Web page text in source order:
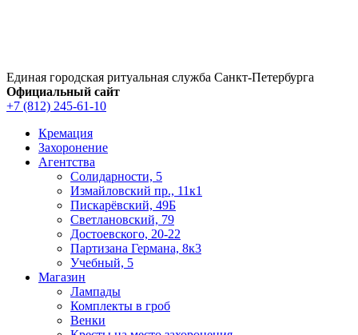
Единая городская ритуальная служба Санкт‑Петербурга
Официальный сайт
+7 (812) 245-61-10
Кремация
Захоронение
Агентства
Солидарности, 5
Измайловский пр., 11к1
Пискарёвский, 49Б
Светлановский, 79
Достоевского, 20-22
Партизана Германа, 8к3
Учебный, 5
Магазин
Лампады
Комплекты в гроб
Венки